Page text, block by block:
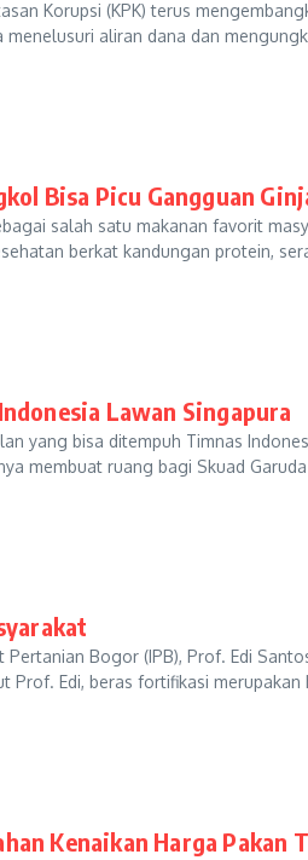
Korupsi (KPK) terus
aliran dana dan
Bisa Picu Gangguan
salah satu makanan favorit
berkat kandungan protein,
Lawan Singapura
yang bisa ditempuh Timnas
membuat ruang bagi Skuad
Pertanian Bogor (IPB), Prof. Edi
Prof. Edi, beras fortifikasi
Kenaikan Harga Pakan